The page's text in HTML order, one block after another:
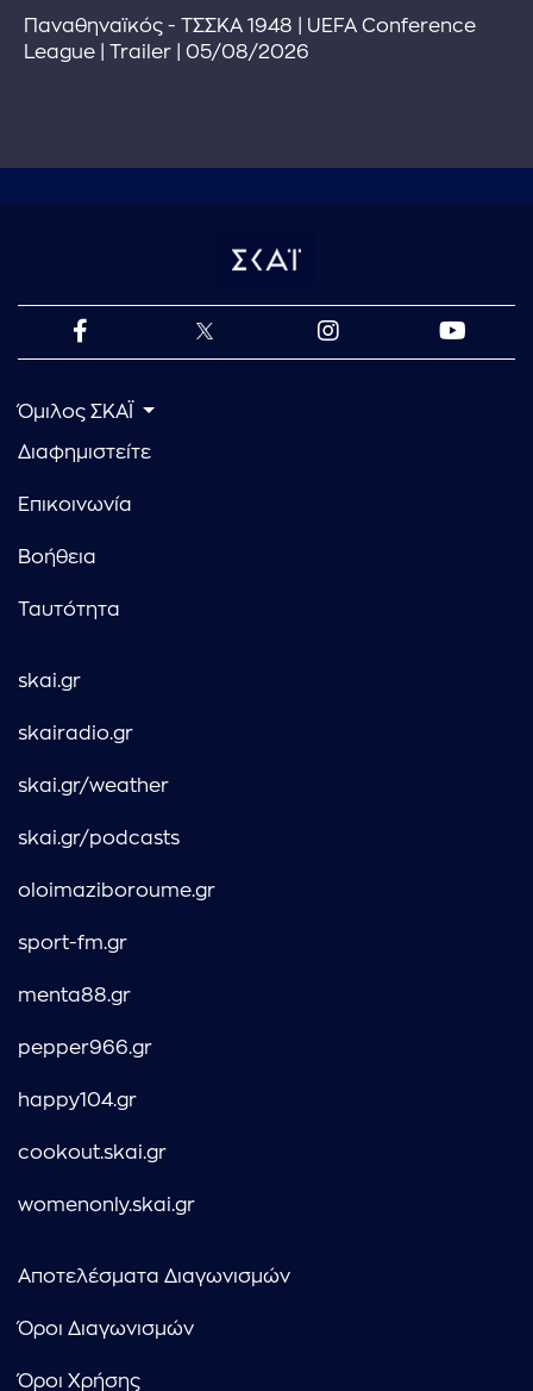
Παναθηναϊκός - ΤΣΣΚΑ 1948 | UEFA Conference
League | Trailer | 05/08/2026
Όμιλος ΣΚΑΪ
Διαφημιστείτε
Επικοινωνία
Βοήθεια
Ταυτότητα
skai.gr
skairadio.gr
skai.gr/weather
skai.gr/podcasts
oloimaziboroume.gr
sport-fm.gr
menta88.gr
pepper966.gr
happy104.gr
cookout.skai.gr
womenonly.skai.gr
Αποτελέσματα Διαγωνισμών
Όροι Διαγωνισμών
Όροι Χρήσης